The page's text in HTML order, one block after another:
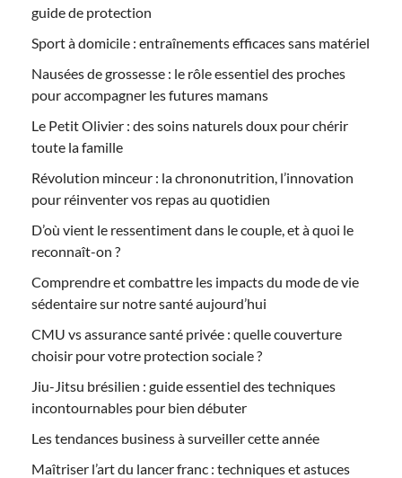
guide de protection
Sport à domicile : entraînements efficaces sans matériel
Nausées de grossesse : le rôle essentiel des proches
pour accompagner les futures mamans
Le Petit Olivier : des soins naturels doux pour chérir
toute la famille
Révolution minceur : la chrononutrition, l’innovation
pour réinventer vos repas au quotidien
D’où vient le ressentiment dans le couple, et à quoi le
reconnaît-on ?
Comprendre et combattre les impacts du mode de vie
sédentaire sur notre santé aujourd’hui
CMU vs assurance santé privée : quelle couverture
choisir pour votre protection sociale ?
Jiu-Jitsu brésilien : guide essentiel des techniques
incontournables pour bien débuter
Les tendances business à surveiller cette année
Maîtriser l’art du lancer franc : techniques et astuces